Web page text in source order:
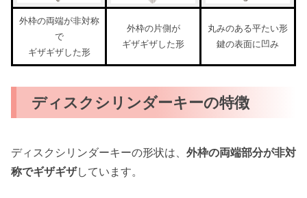
外枠の両端が非対称
で
ギザギザした形
外枠の片側が
ギザギザした形
丸みのある平たい形
鍵の表面に凹み
ディスクシリンダーキーの特徴
ディスクシリンダーキーの形状は、 外枠の両端部分が非対
称でギザギザしています。